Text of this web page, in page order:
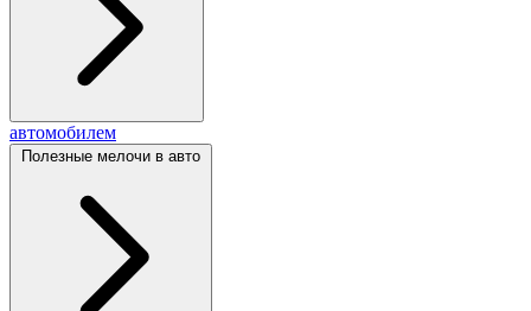
автомобилем
Полезные мелочи в авто